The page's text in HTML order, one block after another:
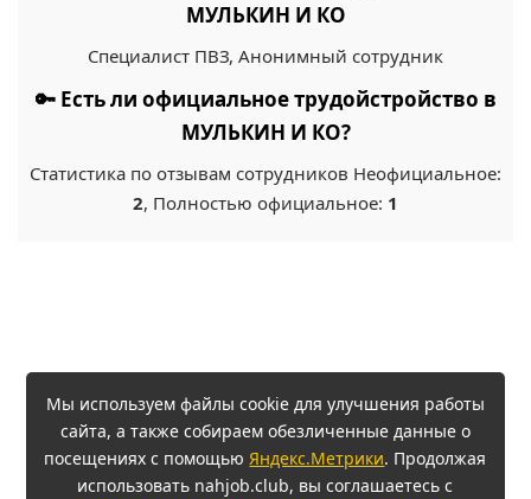
МУЛЬКИН И КО
Специалист ПВЗ, Анонимный сотрудник
🔑 Есть ли официальное трудойстройство в
МУЛЬКИН И КО?
Статистика по отзывам сотрудников Неофициальное:
2, Полностью официальное: 1
Мы используем файлы cookie для улучшения работы
сайта, а также собираем обезличенные данные о
посещениях с помощьюЯндекс.Метрики. Продолжая
использовать nahjob.club, вы соглашаетесь с